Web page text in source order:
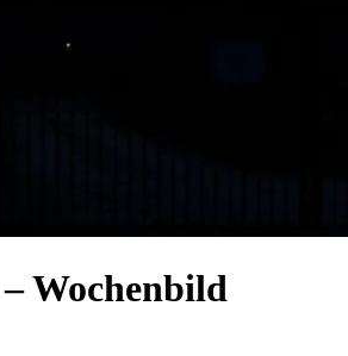
Wochenbild